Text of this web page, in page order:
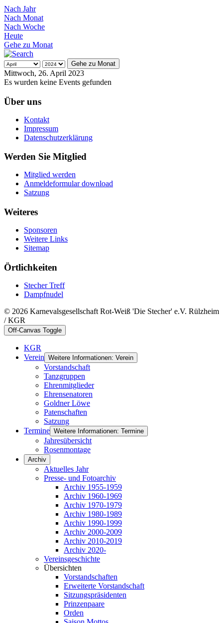
Nach Jahr
Nach Monat
Nach Woche
Heute
Gehe zu Monat
Gehe zu Monat
Mittwoch, 26. April 2023
Es wurden keine Events gefunden
Über uns
Kontakt
Impressum
Datenschutzerklärung
Werden Sie Mitglied
Mitglied werden
Anmeldeformular download
Satzung
Weiteres
Sponsoren
Weitere Links
Sitemap
Örtlichkeiten
Stecher Treff
Dampfnudel
© 2026 Karnevalsgesellschaft Rot-Weiß 'Die Stecher' e.V. Rülzheim
/ KGR
Off-Canvas Toggle
KGR
Verein Weitere Informationen: Verein
Vorstandschaft
Tanzgruppen
Ehrenmitglieder
Ehrensenatoren
Goldner Löwe
Patenschaften
Satzung
Termine Weitere Informationen: Termine
Jahresübersicht
Rosenmontage
Archiv
Aktuelles Jahr
Presse- und Fotoarchiv
Archiv 1955-1959
Archiv 1960-1969
Archiv 1970-1979
Archiv 1980-1989
Archiv 1990-1999
Archiv 2000-2009
Archiv 2010-2019
Archiv 2020-
Vereinsgeschichte
Übersichten
Vorstandschaften
Erweiterte Vorstandschaft
Sitzungspräsidenten
Prinzenpaare
Orden